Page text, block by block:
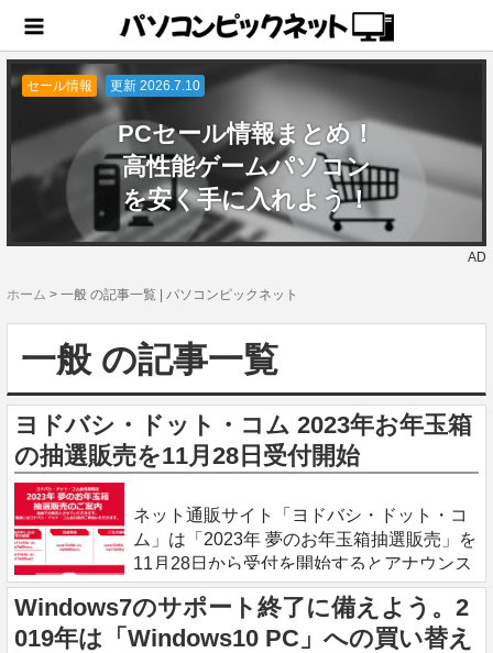
セール情報 更新 2026.7.10
PCセール情報まとめ！
高性能ゲームパソコン
を安く手に入れよう！
AD
ホーム > 一般 の記事一覧 | パソコンピックネット
一般 の記事一覧
ヨドバシ・ドット・コム 2023年お年玉箱
の抽選販売を11月28日受付開始
ネット通販サイト「ヨドバシ・ドット・コ
ム」は「2023年 夢のお年玉箱抽選販売」を
11月28日から受付を開始するとアナウンス
しています。応募にはヨドバシドットコム
の会員登録が必要です。 ヨドバシ・ドッ
ト・コム 2023年お年玉箱の
Windows7のサポート終了に備えよう。2
019年は「Windows10 PC」への買い替え